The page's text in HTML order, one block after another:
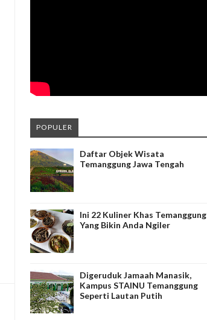
POPULER
Daftar Objek Wisata
Temanggung Jawa Tengah
Ini 22 Kuliner Khas Temanggung
Yang Bikin Anda Ngiler
Digeruduk Jamaah Manasik,
Kampus STAINU Temanggung
Seperti Lautan Putih